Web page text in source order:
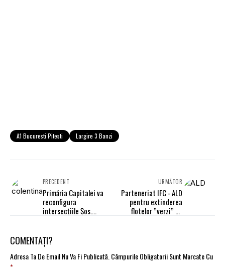
A1 Bucuresti Pitesti Largire 3 Banzi
PRECEDENT
Primăria Capitalei va
reconfigura
intersecțiile Șos.
URMĂTOR
Parteneriat IFC - ALD
pentru extinderea
flotelor ”verzi” pe
COMENTAȚI?
Adresa Ta De Email Nu Va Fi Publicată.Câmpurile Obligatorii Sunt Marcate Cu
*